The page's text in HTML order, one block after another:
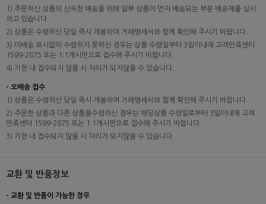
1) 주문하신 상품의 신속한 배송을 위해 일부 상품이 먼저 배송되는 부분 배송제를 실시
하고 있습니다.
2) 상품은 수령하신 당일 즉시 개봉하여 거래명세서와 함께 확인해 주시기 바랍니다.
3) 미배송 표시없이 수령하지 못하신 경우는 상품 수령일부터 3일이내에 고객만족센터
1599-2875 또는 1:1게시판으로 접수해 주시기 바랍니다.
4) 기한 내 접수되지 않을 시 처리가 되지않을 수 있습니다.
- 오배송 접수
1) 상품은 수령하신 당일 즉시 개봉하여 거래명세서와 함께 확인해 주시기 바랍니다.
2) 주문한 상품과 다른 상품을수령하신 경우는 해당상품 수령일로부터 3일이내에 고객
만족센터 1599-2875 또는 1:1게시판으로 접수해 주시기 바랍니다.
3) 기한 내 접수되지 않을 시 처리가 되지않을 수 있습니다.
교환 및 반품정보
- 교환 및 반품이 가능한 경우